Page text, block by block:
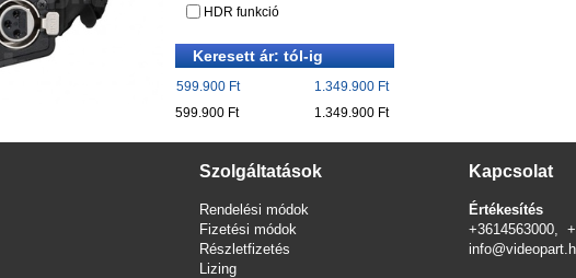
HDR funkció
Keresett ár: tól-ig
599.900 Ft
1.349.900 Ft
599.900 Ft
1.349.900 Ft
Szolgáltatások
Rendelési módok
Fizetési módok
Részletfizetés
Lizing
Kapcsolat
Értékesítés
+3614563000,